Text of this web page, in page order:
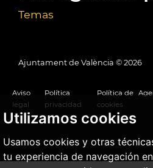
Utilizamos cookies
Usamos cookies y otras
tu experiencia de navegación
Temas
Ajuntament de València © 2026
Aviso
legal
Política
privacidad
Política de
cookies